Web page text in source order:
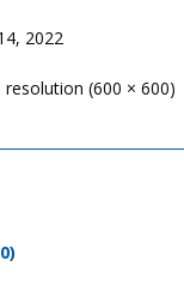
2022
resolution (600 × 600)